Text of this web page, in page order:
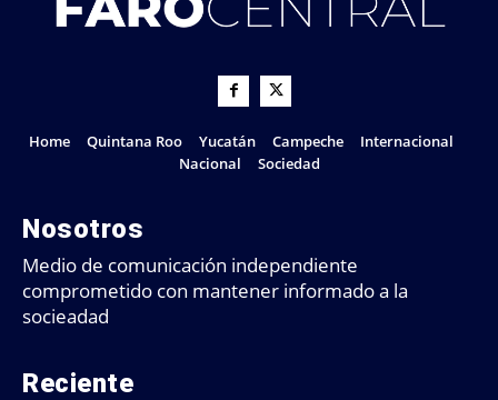
Home Quintana Roo Yucatán Campeche
Internacional
Nacional
Sociedad
Nosotros
Medio de comunicación independiente
comprometido con mantener informado a la
socieadad
Reciente